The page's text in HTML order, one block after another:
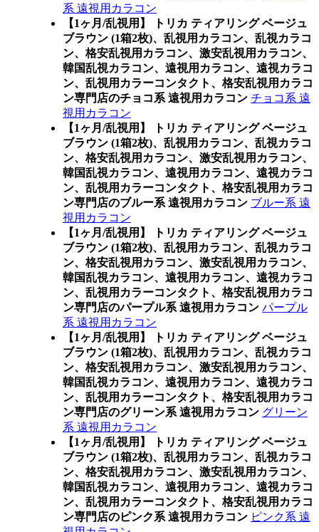
系 遠視用カラコン
【1ヶ月/乱視用】 トリカ ティアリング ベージュ
ブラウン (1箱2枚)、乱視用カラコン、乱視カラコ
ン、格安乱視用カラコン、激安乱視用カラコン、
韓国乱視カラコン、遠視用カラコン、遠視カラコ
ン、乱視用カラーコンタクト、格安乱視用カラコ
ン専門店のチョコ系 遠視用カラコン チョコ系 遠
視用カラコン
【1ヶ月/乱視用】 トリカ ティアリング ベージュ
ブラウン (1箱2枚)、乱視用カラコン、乱視カラコ
ン、格安乱視用カラコン、激安乱視用カラコン、
韓国乱視カラコン、遠視用カラコン、遠視カラコ
ン、乱視用カラーコンタクト、格安乱視用カラコ
ン専門店のブルー系 遠視用カラコン ブルー系 遠
視用カラコン
【1ヶ月/乱視用】 トリカ ティアリング ベージュ
ブラウン (1箱2枚)、乱視用カラコン、乱視カラコ
ン、格安乱視用カラコン、激安乱視用カラコン、
韓国乱視カラコン、遠視用カラコン、遠視カラコ
ン、乱視用カラーコンタクト、格安乱視用カラコ
ン専門店のパープル系 遠視用カラコン パープル
系 遠視用カラコン
【1ヶ月/乱視用】 トリカ ティアリング ベージュ
ブラウン (1箱2枚)、乱視用カラコン、乱視カラコ
ン、格安乱視用カラコン、激安乱視用カラコン、
韓国乱視カラコン、遠視用カラコン、遠視カラコ
ン、乱視用カラーコンタクト、格安乱視用カラコ
ン専門店のグリーン系 遠視用カラコン グリーン
系 遠視用カラコン
【1ヶ月/乱視用】 トリカ ティアリング ベージュ
ブラウン (1箱2枚)、乱視用カラコン、乱視カラコ
ン、格安乱視用カラコン、激安乱視用カラコン、
韓国乱視カラコン、遠視用カラコン、遠視カラコ
ン、乱視用カラーコンタクト、格安乱視用カラコ
ン専門店のピンク系 遠視用カラコン ピンク系 遠